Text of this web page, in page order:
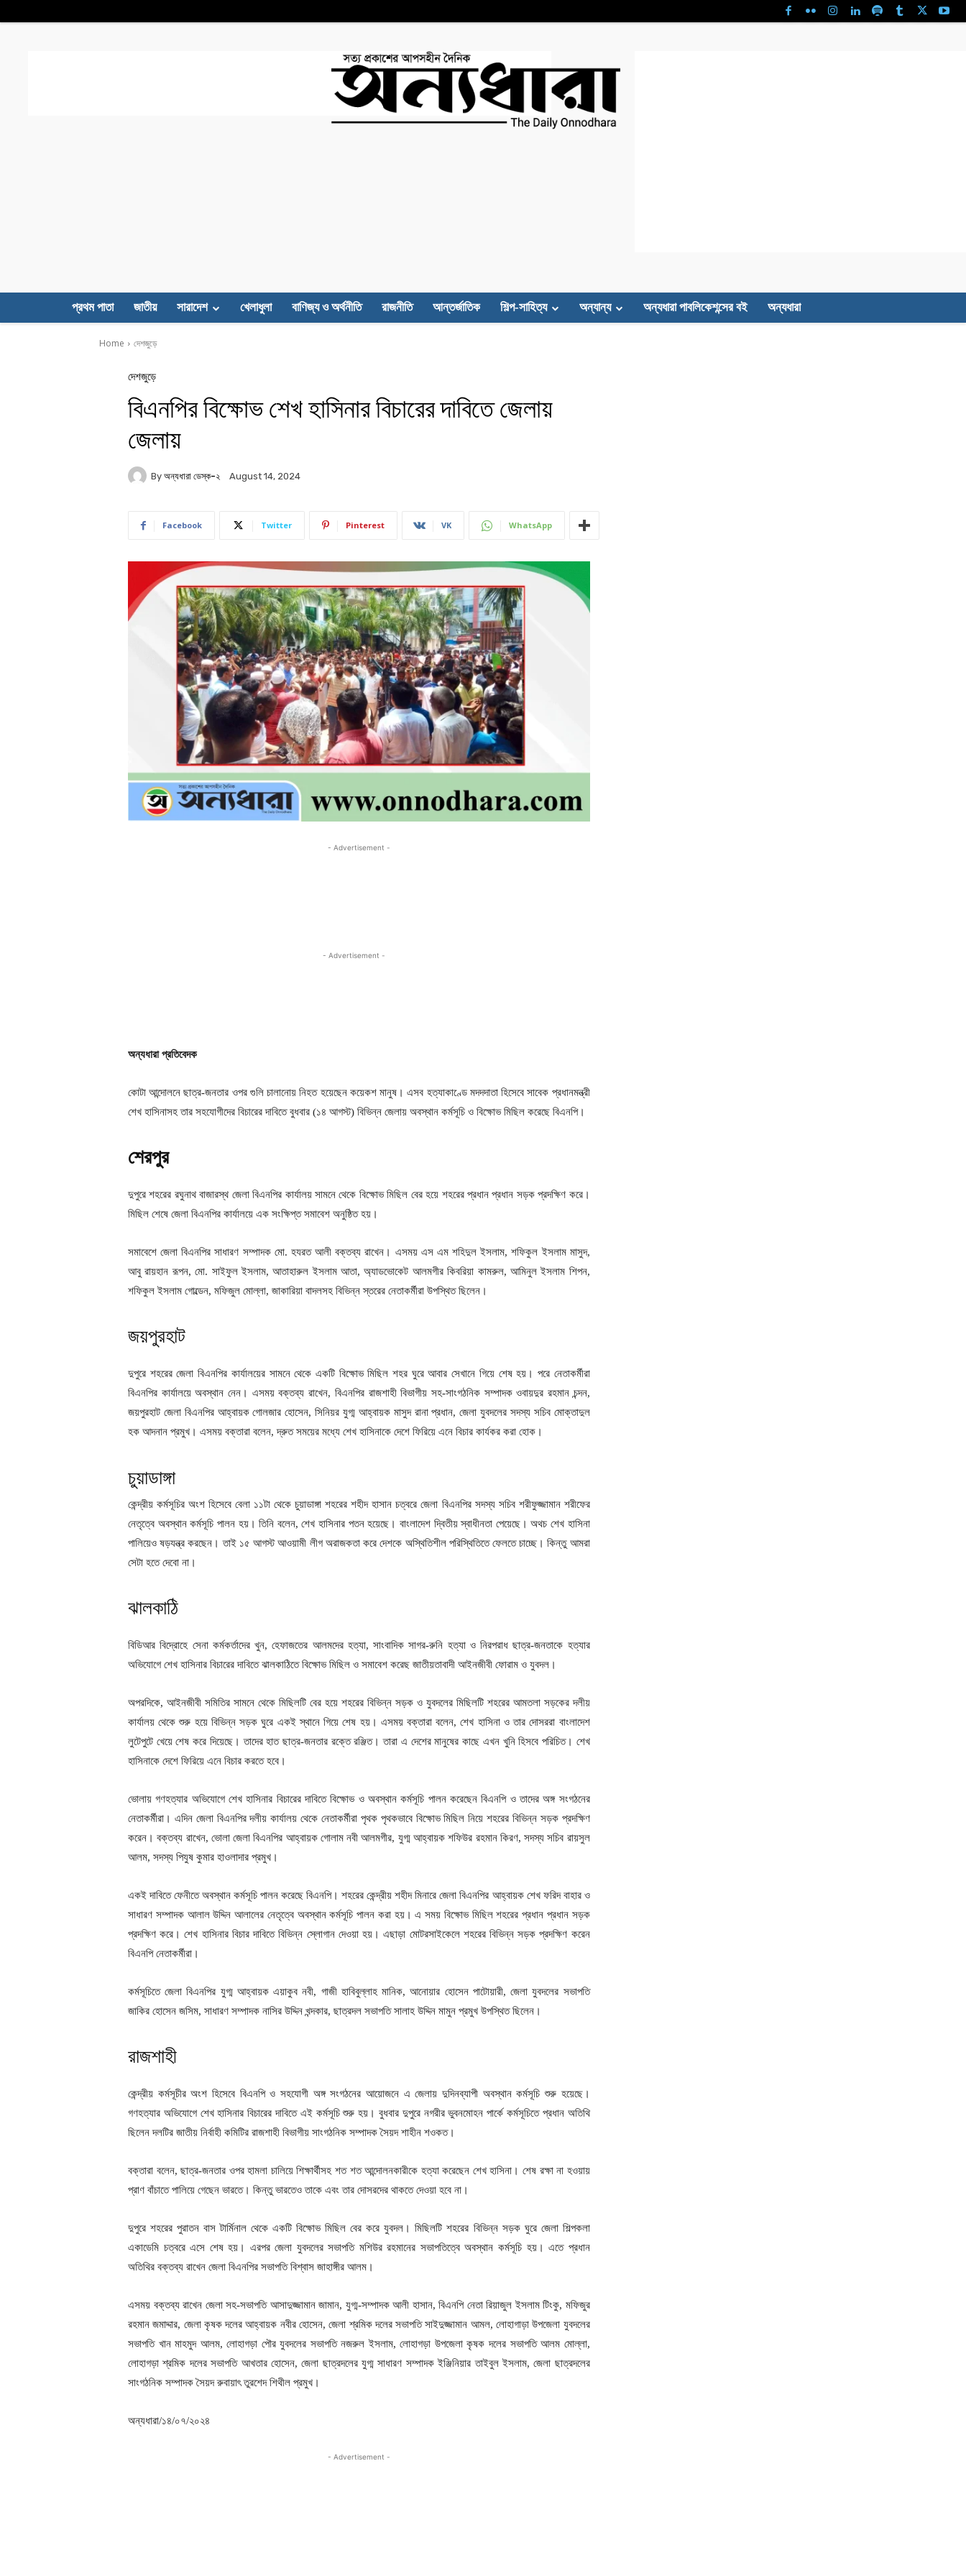
প্রথম পাতা জাতীয় সারাদেশ খেলাধুলা বাণিজ্য ও অর্থনীতি রাজনীতি আন্তর্জাতিক শিল্প-সাহিত্য অন্যান্য অন্যধারা পাবলিকেশন্সের বই অন্যধারা
Home দেশজুড়ে
দেশজুড়ে
বিএনপির বিক্ষোভ শেখ হাসিনার বিচারের দাবিতে জেলায়
জেলায়
By অন্যধারা ডেস্ক-২ August 14, 2024
Facebook Twitter Pinterest VK WhatsApp
- Advertisement -
- Advertisement -
অন্যধারা প্রতিবেদক
কোটা আন্দোলনে ছাত্র-জনতার ওপর গুলি চালানোয় নিহত হয়েছেন কয়েকশ মানুষ। এসব হত্যাকাণ্ডে মদদদাতা হিসেবে সাবেক প্রধানমন্ত্রী
শেখ হাসিনাসহ তার সহযোগীদের বিচারের দাবিতে বুধবার (১৪ আগস্ট) বিভিন্ন জেলায় অবস্থান কর্মসূচি ও বিক্ষোভ মিছিল করেছে বিএনপি।
শেরপুর
দুপুরে শহরের রঘুনাথ বাজারস্থ জেলা বিএনপির কার্যালয় সামনে থেকে বিক্ষোভ মিছিল বের হয়ে শহরের প্রধান প্রধান সড়ক প্রদক্ষিণ করে।
মিছিল শেষে জেলা বিএনপির কার্যালয়ে এক সংক্ষিপ্ত সমাবেশ অনুষ্ঠিত হয়।
সমাবেশে জেলা বিএনপির সাধারণ সম্পাদক মো. হযরত আলী বক্তব্য রাখেন। এসময় এস এম শহিদুল ইসলাম, শফিকুল ইসলাম মাসুদ,
আবু রায়হান রূপন, মো. সাইফুল ইসলাম, আতাহারুল ইসলাম আতা, অ্যাডভোকেট আলমগীর কিবরিয়া কামরুল, আমিনুল ইসলাম শিপন,
শফিকুল ইসলাম গোল্ডেন, মফিজুল মোল্লা, জাকারিয়া বাদলসহ বিভিন্ন স্তরের নেতাকর্মীরা উপস্থিত ছিলেন।
জয়পুরহাট
দুপুরে শহরের জেলা বিএনপির কার্যালয়ের সামনে থেকে একটি বিক্ষোভ মিছিল শহর ঘুরে আবার সেখানে গিয়ে শেষ হয়। পরে নেতাকর্মীরা
বিএনপির কার্যালয়ে অবস্থান নেন। এসময় বক্তব্য রাখেন, বিএনপির রাজশাহী বিভাগীয় সহ-সাংগঠনিক সম্পাদক ওবায়দুর রহমান চন্দন,
জয়পুরহাট জেলা বিএনপির আহ্বায়ক গোলজার হোসেন, সিনিয়র যুগ্ম আহ্বায়ক মাসুদ রানা প্রধান, জেলা যুবদলের সদস্য সচিব মোক্তাদুল
হক আদনান প্রমুখ। এসময় বক্তারা বলেন, দ্রুত সময়ের মধ্যে শেখ হাসিনাকে দেশে ফিরিয়ে এনে বিচার কার্যকর করা হোক।
চুয়াডাঙ্গা
কেন্দ্রীয় কর্মসূচির অংশ হিসেবে বেলা ১১টা থেকে চুয়াডাঙ্গা শহরের শহীদ হাসান চত্বরে জেলা বিএনপির সদস্য সচিব শরীফুজ্জামান শরীফের
নেতৃত্বে অবস্থান কর্মসূচি পালন হয়। তিনি বলেন, শেখ হাসিনার পতন হয়েছে। বাংলাদেশ দ্বিতীয় স্বাধীনতা পেয়েছে। অথচ শেখ হাসিনা
পালিয়েও ষড়যন্ত্র করছেন। তাই ১৫ আগস্ট আওয়ামী লীগ অরাজকতা করে দেশকে অস্থিতিশীল পরিস্থিতিতে ফেলতে চাচ্ছে। কিন্তু আমরা
সেটা হতে দেবো না।
ঝালকাঠি
বিডিআর বিদ্রোহে সেনা কর্মকর্তাদের খুন, হেফাজতের আলমদের হত্যা, সাংবাদিক সাগর-রুনি হত্যা ও নিরপরাধ ছাত্র-জনতাকে হত্যার
অভিযোগে শেখ হাসিনার বিচারের দাবিতে ঝালকাঠিতে বিক্ষোভ মিছিল ও সমাবেশ করেছ জাতীয়তাবাদী আইনজীবী ফোরাম ও যুবদল।
অপরদিকে, আইনজীবী সমিতির সামনে থেকে মিছিলটি বের হয়ে শহরের বিভিন্ন সড়ক ও যুবদলের মিছিলটি শহরের আমতলা সড়কের দলীয়
কার্যালয় থেকে শুরু হয়ে বিভিন্ন সড়ক ঘুরে একই স্থানে গিয়ে শেষ হয়। এসময় বক্তারা বলেন, শেখ হাসিনা ও তার দোসররা বাংলাদেশ
লুটেপুটে খেয়ে শেষ করে দিয়েছে। তাদের হাত ছাত্র-জনতার রক্তে রঞ্জিত। তারা এ দেশের মানুষের কাছে এখন খুনি হিসবে পরিচিত। শেখ
হাসিনাকে দেশে ফিরিয়ে এনে বিচার করতে হবে।
ভোলায় গণহত্যার অভিযোগে শেখ হাসিনার বিচারের দাবিতে বিক্ষোভ ও অবস্থান কর্মসূচি পালন করেছেন বিএনপি ও তাদের অঙ্গ সংগঠনের
নেতাকর্মীরা। এদিন জেলা বিএনপির দলীয় কার্যালয় থেকে নেতাকর্মীরা পৃথক পৃথকভাবে বিক্ষোভ মিছিল নিয়ে শহরের বিভিন্ন সড়ক প্রদক্ষিণ
করেন। বক্তব্য রাখেন, ভোলা জেলা বিএনপির আহ্বায়ক গোলাম নবী আলমগীর, যুগ্ম আহ্বায়ক শফিউর রহমান কিরণ, সদস্য সচিব রায়সুল
আলম, সদস্য পিযুষ কুমার হাওলাদার প্রমুখ।
একই দাবিতে ফেনীতে অবস্থান কর্মসূচি পালন করেছে বিএনপি। শহরের কেন্দ্রীয় শহীদ মিনারে জেলা বিএনপির আহ্বায়ক শেখ ফরিদ বাহার ও
সাধারণ সম্পাদক আলাল উদ্দিন আলালের নেতৃত্বে অবস্থান কর্মসূচি পালন করা হয়। এ সময় বিক্ষোভ মিছিল শহরের প্রধান প্রধান সড়ক
প্রদক্ষিণ করে। শেখ হাসিনার বিচার দাবিতে বিভিন্ন স্লোগান দেওয়া হয়। এছাড়া মোটরসাইকেলে শহরের বিভিন্ন সড়ক প্রদক্ষিণ করেন
বিএনপি নেতাকর্মীরা।
কর্মসূচিতে জেলা বিএনপির যুগ্ম আহ্বায়ক এয়াকুব নবী, গাজী হাবিবুল্লাহ মানিক, আনোয়ার হোসেন পাটোয়ারী, জেলা যুবদলের সভাপতি
জাকির হোসেন জসিম, সাধারণ সম্পাদক নাসির উদ্দিন খন্দকার, ছাত্রদল সভাপতি সালাহ উদ্দিন মামুন প্রমুখ উপস্থিত ছিলেন।
রাজশাহী
কেন্দ্রীয় কর্মসূচীর অংশ হিসেবে বিএনপি ও সহযোগী অঙ্গ সংগঠনের আয়োজনে এ জেলায় দুদিনব্যাপী অবস্থান কর্মসূচি শুরু হয়েছে।
গণহত্যার অভিযোগে শেখ হাসিনার বিচারের দাবিতে এই কর্মসূচি শুরু হয়। বুধবার দুপুরে নগরীর ভুবনমোহন পার্কে কর্মসূচিতে প্রধান অতিথি
ছিলেন দলটির জাতীয় নির্বাহী কমিটির রাজশাহী বিভাগীয় সাংগঠনিক সম্পাদক সৈয়দ শাহীন শওকত।
বক্তারা বলেন, ছাত্র-জনতার ওপর হামলা চালিয়ে শিক্ষার্থীসহ শত শত আন্দোলনকারীকে হত্যা করেছেন শেখ হাসিনা। শেষ রক্ষা না হওয়ায়
প্রাণ বাঁচাতে পালিয়ে গেছেন ভারতে। কিন্তু ভারতেও তাকে এবং তার দোসরদের থাকতে দেওয়া হবে না।
দুপুরে শহরের পুরাতন বাস টার্মিনাল থেকে একটি বিক্ষোভ মিছিল বের করে যুবদল। মিছিলটি শহরের বিভিন্ন সড়ক ঘুরে জেলা শিল্পকলা
একাডেমি চত্বরে এসে শেষ হয়। এরপর জেলা যুবদলের সভাপতি মশিউর রহমানের সভাপতিত্বে অবস্থান কর্মসূচি হয়। এতে প্রধান
অতিথির বক্তব্য রাখেন জেলা বিএনপির সভাপতি বিশ্বাস জাহাঙ্গীর আলম।
এসময় বক্তব্য রাখেন জেলা সহ-সভাপতি আসাদুজ্জামান জামান, যুগ্ম-সম্পাদক আলী হাসান, বিএনপি নেতা রিয়াজুল ইসলাম টিংকু, মফিজুর
রহমান জমাদ্দার, জেলা কৃষক দলের আহ্বায়ক নবীর হোসেন, জেলা শ্রমিক দলের সভাপতি সাইদুজ্জামান আমল, লোহাগাড়া উপজেলা যুবদলের
সভাপতি খান মাহমুদ আলম, লোহাগড়া পৌর যুবদলের সভাপতি নজরুল ইসলাম, লোহাগড়া উপজেলা কৃষক দলের সভাপতি আলম মোল্লা,
লোহাগড়া শ্রমিক দলের সভাপতি আখতার হোসেন, জেলা ছাত্রদলের যুগ্ম সাধারণ সম্পাদক ইঞ্জিনিয়ার তাইবুল ইসলাম, জেলা ছাত্রদলের
সাংগঠনিক সম্পাদক সৈয়দ রুবায়াৎ তুরশেদ শিথীল প্রমুখ।
অন্যধারা/১৪/০৭/২০২৪
- Advertisement -